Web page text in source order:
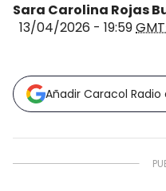
Sara Carolina Rojas
13/04/2026 - 19:59
Añadir Caracol Radio